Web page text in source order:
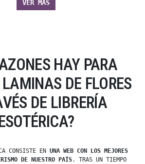
VER MÁS
HAY PARA
LAMINAS DE FLORES
DE LIBRERÍA
CONSISTE EN UNA WEB CON LOS MEJORES
DE NUESTRO PAÍS. TRAS UN TIEMPO